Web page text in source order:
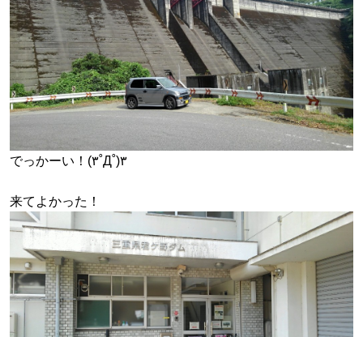
でっかーい！(۳˚Д˚)۳
来てよかった！